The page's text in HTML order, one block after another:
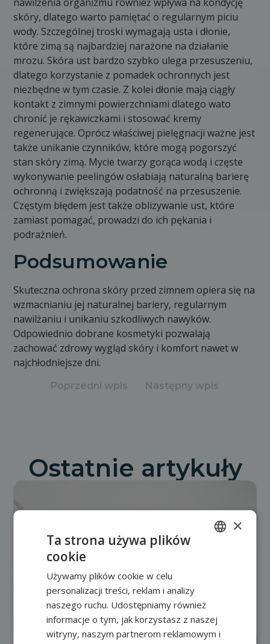
skóry, dlatego warto pamiętać o regularnym piciu
wody. Szczególnej troski wymagają usta i dłonie,
które zimą są najbardziej narażone na działanie
mrozu. Skóra ust bardzo szybko ulega przesuszeniu,
dlatego korzystanie z pomadek ochronnych jest
niezbędne w tym czasie. Z kolei dłonie mają ciągły
kontakt z zimnymi powierzchniami dlatego wato
chronić je rękawiczkami i stosować kremy
regenerujące. Oprócz właściwej pielęgnacji ważne jest
także unikanie czynników, które mogą pogorszyć
stan skóry zimą. Mycie twarzy gorąca wodą i częste
wykonywanie peelingów osłabiają naturalną barierę
ochronną i zwiększają podatność na przesuszenie.
Częstym błędem jest także oblizywanie ust, które
zamiast pomagać, prowadzi do ich pękania i
podrażnień.
Podsumowanie
Skuteczna ochrona skóry przed zimnem opiera się na
wzmacnianiu jej naturalnej bariery, regularnym
nawilżaniu i unikaniu szkodliwych nawyków.
Odpowiednio dobrane kosmetyki pozwalają
zachować zdrowy wygląd skóry i komfort nawet w
najchłodniejsze dni.
Poprzedni wpis Następny wpis
Ostatnie artykuły
×
Ta strona używa plików
cookie
Używamy plików cookie w celu
personalizacji treści, reklam i analizy
naszego ruchu. Udostępniamy również
informacje o tym, jak korzystasz z naszej
witryny, naszym partnerom reklamowym i